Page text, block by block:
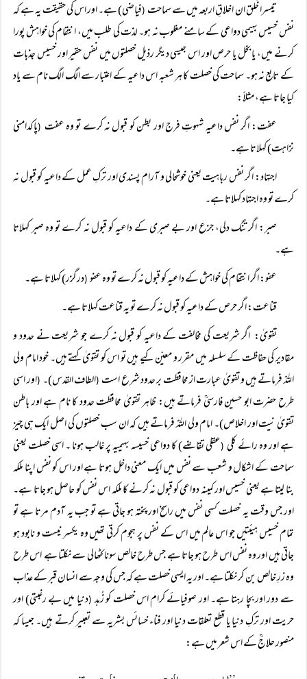
تیسرا خُلق ان اخلاقِ اربعہ میں سے سماحت (فیاضی) ہے۔ اور اس کی حقیقت یہ ہے کہ
نفس خسیس بہیمی دواعی کے سامنے مغلوب نہ ہو۔ لذت کی طلب میں، انتقام کی خواہش پورا
کرنے میں، یا بخل یا حرص اور اس جیسی دیگر رذیل خصلتوں میں نفس حقیر اور خسیس جذبات
کے تابع نہ ہو۔ سماحت کی خصلت کا ہر شعبہ اس داعیہ کے اعتبار سے الگ الگ نام سے یاد
کیا جاتا ہے، مثلاً‌:
عفت: اگر نفس داعیہ شہوتِ فرج اور بطن کو قبول نہ کرے تو وہ عفت (پاکدامنی
نزاہت) کہلاتا ہے۔
اجتہاد: اگر نفس رباہیت یعنی خوشحالی و آرام پسندی اور ترکِ عمل کے داعیہ کو قبول نہ
کرے تو وہ اجتہاد کہلاتا ہے۔
صبر: اگر تنگ دلی، جزع اور بے صبری کے داعیہ کو قبول نہ کرے تو وہ صبر کہلاتا
ہے۔
عفو: اگر انتقام کی خواہش کے داعیہ کو قبول نہ کرے تو وہ عفو(درگزر) کہلاتا ہے۔
قناعت: اگر حرص کے داعیہ کو قبول نہ کرے تو یہ قناعت کہلاتا ہے۔
تقویٰ: اگر شریعت کی مخالفت کے داعیہ کو قبول نہ کرے جو شریعت نے حدود و
مقادیر کی حفاظت کے سلسلہ میں مقرر و معیّن کیے ہیں تو اس کو تقویٰ کہتے ہیں۔ خود امام ولی
اللہؒ فرماتے ہیں و تقویٰ عبارت از محافظت بر حدود شرع است (الطاف القدس)۔ (اور اسی
طرح حضرت ابو حسین فارسیؒ فرماتے ہیں: ظاہر تقویٰ محافظت حدود کا نام ہے اور باطن
تقویٰ نیت اور اخلاص)۔ امام ولی اللہؒ فرماتے ہیں کہ ان سب خصلتوں کی اصل ایک ہی چیز
ہے اور وہ رائے کلی (عقلی تقاضے) کا دواعی خسیسہ بہیمیہ پر غالب ہونا ۔ اسی خصلت یعنی
سماحت کے اشکال و شعب سے نفس میں ایک معنی داخل ہوتا ہے اور اس کو نفس اپنا ملکہ
بنا لیتا ہے یعنی خسیس اور کمینہ دواعی کو قبول نہ کرنے کا ملکہ اس نفس کو حاصل ہو جاتا ہے۔
اور جس وقت یہ خصلت کسی نفس میں راسخ اور پختہ ہو جاتی ہے تو جب یہ آدم مرتا ہے تو
تمام خسیس ہیئتیں جو اس عالم میں اس کے نفس پر ہجوم کرتی تھیں وہ یکسر نیست و نابود ہو
جاتی ہیں اور وہ نفس اس طرح ہو جاتا ہے جس طرح خالص سونا کٹھالی سے نکلتا ہے اس طرح
وہ زرِ خالص بن کر نکلتا ہے۔ اور یہ ایسی خصلت ہے کہ جس کی وجہ سے انسان قبر کے عذاب
سے دور اور بچا رہتا ہے۔ اور صوفیائے کرام اس خصلت کو زُہد(دنیا میں بے رغبتی) اور
حریت اور ترکِ دنیا یا قطع تعلقات دنیا اور فناء خسائس بشریہ سے تعبیر کرتے ہیں۔ جیسا کہ
منصور حلاجؒ کے اس شعر میں ہے: